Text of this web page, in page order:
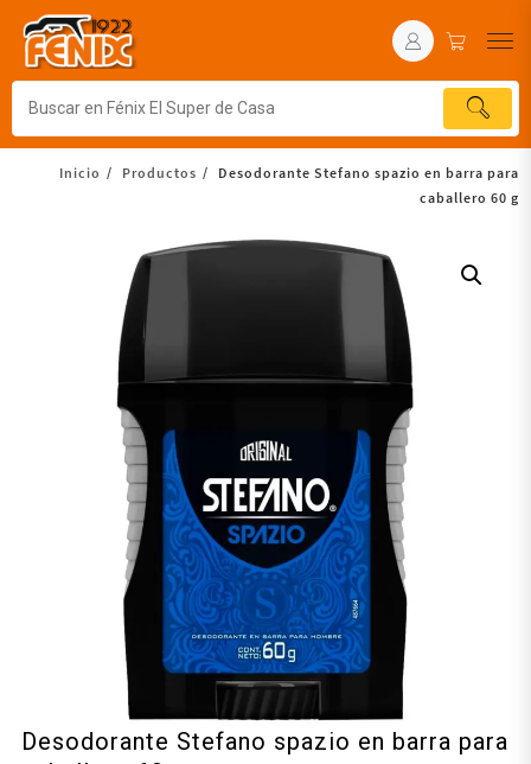
Inicio Productos
Desodorante Stefano spazio en barra para
caballero 60 g
Desodorante Stefano spazio en barra para